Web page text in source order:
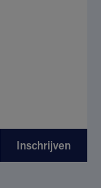
Inschrijven